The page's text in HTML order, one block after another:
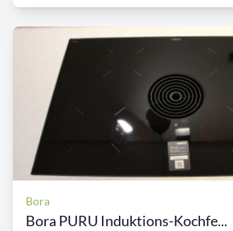
Bora
Bora PURU Induktions-Kochfe...